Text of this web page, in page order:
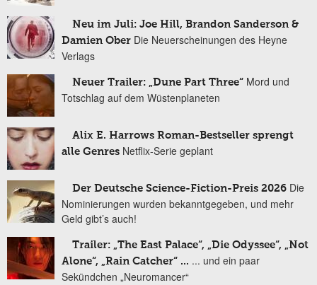
Neu im Juli: Joe Hill, Brandon Sanderson &
Damien Ober Die Neuerscheinungen des Heyne
Verlags
Neuer Trailer: „Dune Part Three“ Mord und
Totschlag auf dem Wüstenplaneten
Alix E. Harrows Roman-Bestseller sprengt
alle Genres Netflix-Serie geplant
Der Deutsche Science-Fiction-Preis 2026 Die
Nominierungen wurden bekanntgegeben, und mehr
Geld gibt’s auch!
Trailer: „The East Palace“, „Die Odyssee“, „Not
Alone“, „Rain Catcher“ ... ... und ein paar
Sekündchen „Neuromancer“